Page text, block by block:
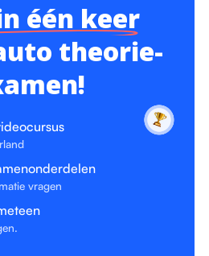
één keer
theorie-
vragen